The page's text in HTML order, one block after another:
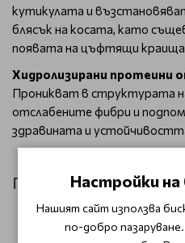
кутикулата и
блясък на косата, като
появата на цъфтящи
Хидролизирани протеини
Проникват в структурата
отслабените фибри и
здравината и
Професионален
Измийте косата със
Repair Shampoo.
Настройки
Нашият сайт използва
по-добро